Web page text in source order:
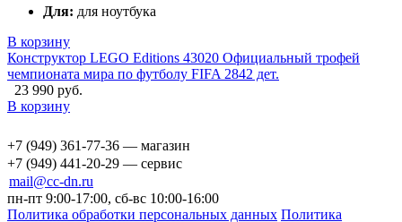
Для: для ноутбука
В корзину
Конструктор LEGO Editions 43020 Официальный трофей
чемпионата мира по футболу FIFA 2842 дет.
23 990 руб.
В корзину
+7 (949) 361-77-36 — магазин
+7 (949) 441-20-29 — сервис
mail@cc-dn.ru
пн-пт 9:00-17:00, сб-вс 10:00-16:00
Политика обработки персональных данных Политика